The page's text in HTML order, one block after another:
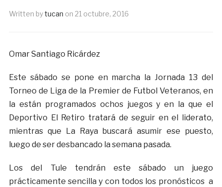
Written bytucan on 21 octubre, 2016
Omar Santiago Ricárdez
Este sábado se pone en marcha la Jornada 13 del
Torneo de Liga de la Premier de Futbol Veteranos, en
la están programados ochos juegos y en la que el
Deportivo El Retiro tratará de seguir en el liderato,
mientras que La Raya buscará asumir ese puesto,
luego de ser desbancado la semana pasada.
Los del Tule tendrán este sábado un juego
prácticamente sencilla y con todos los pronósticos a